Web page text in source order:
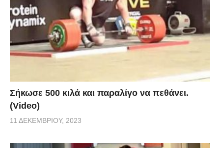
Σήκωσε 500 κιλά και παραλίγο να πεθάνει.
(Video)
11 ΔΕΚΕΜΒΡΊΟΥ, 2023